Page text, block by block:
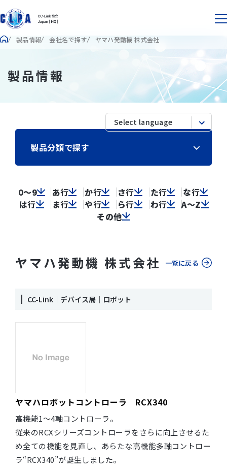
製品情報 会社名で探す ヤマハ発動機 株式会社
製品情報
製品分類で探す
0～9 あ行 か行 さ行 た行 な行
は行 ま行 や行 ら行 わ行
A～Z
その他
ヤマハ発動機 株式会社 一覧に戻る
CC-Link｜デバイス局｜ロボット
ヤマハロボットコントローラ RCX340
高機能1～4軸コントローラ。
従来のRCXシリーズコントローラをさらに向上させるた
め全ての機能を見直し、あらたな高機能多軸コントロー
ラ“RCX340”が誕生しました。